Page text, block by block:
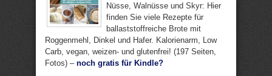
Nüsse, Walnüsse und Skyr: Hier
finden Sie viele Rezepte für
ballaststoffreiche Brote mit
Roggenmehl, Dinkel und Hafer. Kalorienarm, Low
Carb, vegan, weizen- und glutenfrei! (197 Seiten,
Fotos) – noch gratis für Kindle?